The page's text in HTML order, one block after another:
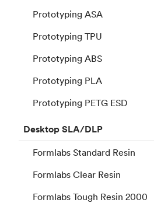
Prototyping ASA
Prototyping TPU
Prototyping ABS
Prototyping PLA
Prototyping PETG ESD
DesktopSLA/DLP
Formlabs Standard Resin
Formlabs Clear Resin
Formlabs Tough Resin 2000